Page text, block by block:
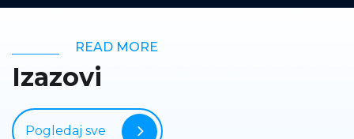
READ MORE
Izazovi
Pogledaj sve